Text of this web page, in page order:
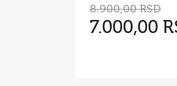
8.900,00 RSD
7.000,00